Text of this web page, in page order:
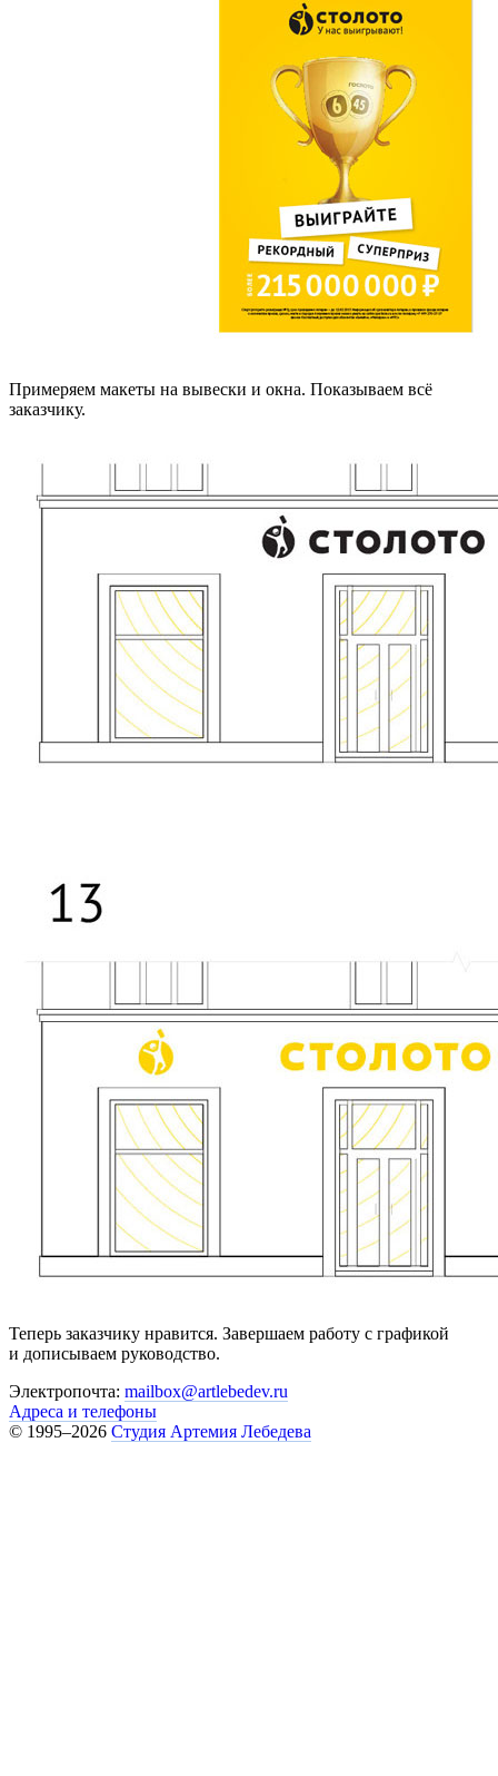
Примеряем макеты на вывески и окна. Показываем всё
заказчику.
Теперь заказчику нравится. Завершаем работу с графикой
и дописываем руководство.
Электропочта: mailbox@artlebedev.ru
Адреса и телефоны
© 1995–2026 Студия Артемия Лебедева